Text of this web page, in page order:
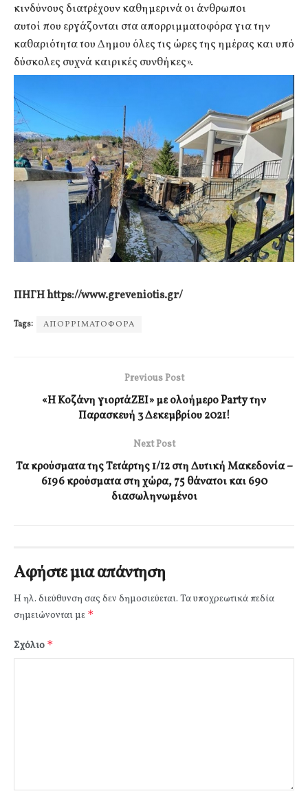
κινδύνους διατρέχουν καθημερινά οι άνθρωποι
αυτοί που εργάζονται στα απορριμματοφόρα για την
καθαριότητα του Δημου όλες τις ώρες της ημέρας και υπό
δύσκολες συχνά καιρικές συνθήκες».
ΠΗΓΗ https://www.greveniotis.gr/
Tags: ΑΠΟΡΡΙΜΑΤΟΦΟΡΑ
Previous Post
«Η Κοζάνη γιορτάΖΕΙ» με ολοήμερο Party την
Παρασκευή 3 Δεκεμβρίου 2021!
Next Post
Τα κρούσματα της Τετάρτης 1/12 στη Δυτική Μακεδονία –
6196 κρούσματα στη χώρα, 75 θάνατοι και 690
διασωληνωμένοι
Αφήστε μια απάντηση
Η ηλ. διεύθυνση σας δεν δημοσιεύεται. Τα υποχρεωτικά πεδία
σημειώνονται με *
Σχόλιο *